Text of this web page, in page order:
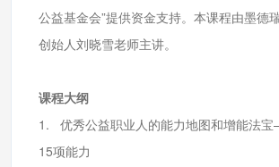
公益基金会”提供资金支持。本课程由墨德
创始人刘晓雪老师主讲。
课程大纲
1. 优秀公益职业人的能力地图和增能法
15项能力